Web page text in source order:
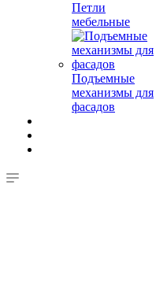
Петли
мебельные
Подъемные
механизмы для
фасадов